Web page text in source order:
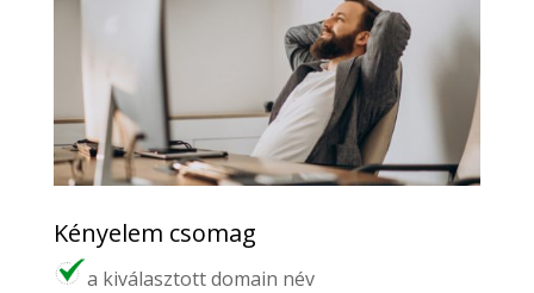
Kényelem csomag
a kiválasztott domain név